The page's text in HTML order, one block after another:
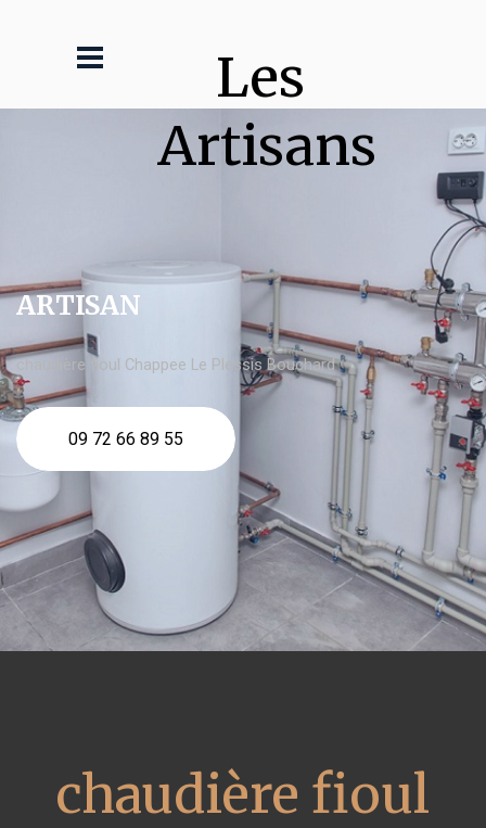
Les
Artisans
ARTISAN
chaudière fioul Chappee Le Plessis Bouchard
09 72 66 89 55
chaudière fioul